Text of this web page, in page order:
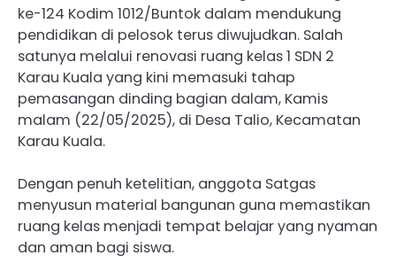
ke-124 Kodim 1012/Buntok dalam mendukung
pendidikan di pelosok terus diwujudkan. Salah
satunya melalui renovasi ruang kelas 1 SDN 2
Karau Kuala yang kini memasuki tahap
pemasangan dinding bagian dalam, Kamis
malam (22/05/2025), di Desa Talio, Kecamatan
Karau Kuala.
Dengan penuh ketelitian, anggota Satgas
menyusun material bangunan guna memastikan
ruang kelas menjadi tempat belajar yang nyaman
dan aman bagi siswa.